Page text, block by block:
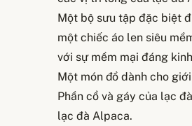
Một bộ sưu tập đặc biệt
một chiếc áo len siêu
với sự mềm mại đáng
Một món đồ dành cho
Phần cổ và gáy của lạc
lạc đà Alpaca.